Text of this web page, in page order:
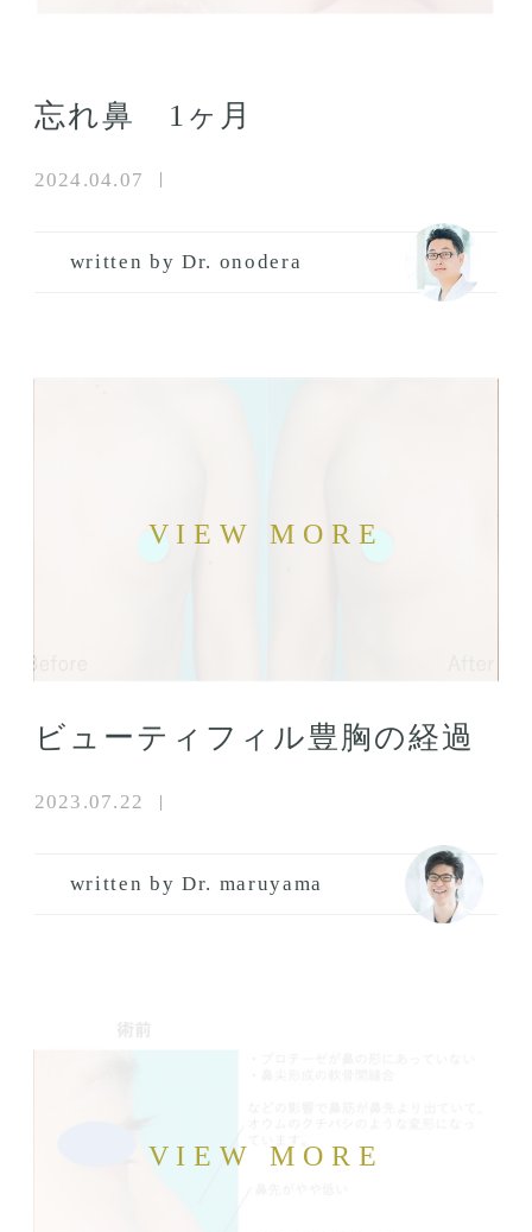
忘れ鼻 1ヶ月
2024.04.07
written by Dr. onodera
ビューティフィル豊胸の経過
2023.07.22
written by Dr. maruyama